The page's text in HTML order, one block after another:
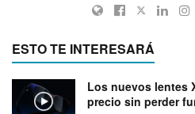
ESTO TE INTERESARÁ
Los nuevos lentes
precio sin perder